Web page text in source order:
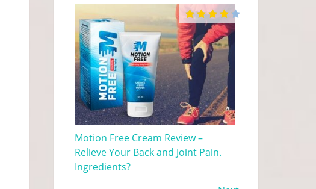
Motion Free Cream Review –
Relieve Your Back and Joint Pain.
Ingredients?